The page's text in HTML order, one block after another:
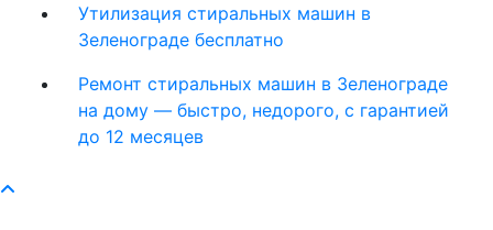
Утилизация стиральных машин в
Зеленограде бесплатно
Ремонт стиральных машин в Зеленограде
на дому — быстро, недорого, с гарантией
до 12 месяцев